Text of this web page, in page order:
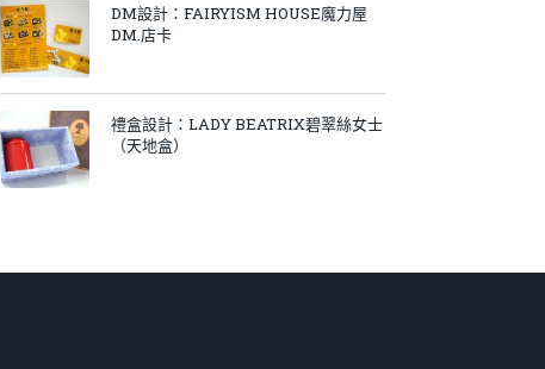
DM設計：FAIRYISM HOUSE魔力屋
DM.店卡
禮盒設計：LADY BEATRIX碧翠絲女士
（天地盒）